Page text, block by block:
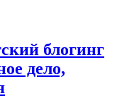
блогинг
дело,